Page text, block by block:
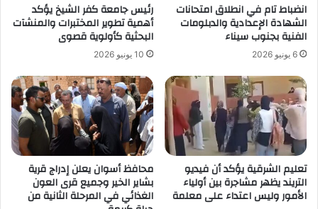
انضباط تام في انطلاق امتحانات
الشهادة الإعدادية والدبلومات
الفنية بجنوب سيناء
6 يونيو 2026
رئيس جامعة كفر الشيخ يؤكد
أهمية تطوير المختبرات والمنشآت
البحثية كأولوية قصوى
10 يونيو 2026
تعليم الشرقية يؤكد أن فيديو
التريند يظهر مشاجرة بين أولياء
الأمور وليس اعتداء على معلمة
محافظ أسوان يعلن إدراج قرية
بشاير الخير وجميع قرى العون
الغذائي في المرحلة الثانية من